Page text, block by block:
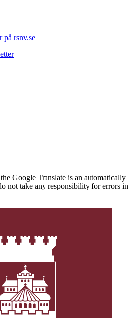
på rsnv.se
Google Translate is an automatically
not take any responsibility for errors in